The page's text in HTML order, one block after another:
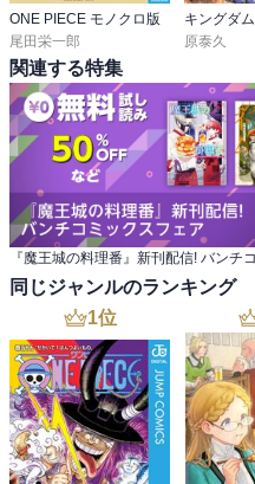
ONE PIECE モノクロ版
尾田栄一郎
キングダム
原泰久
関連する特集
同じジャンルのランキング
1位